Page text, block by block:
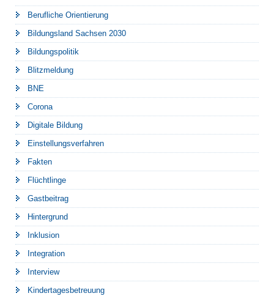
Berufliche Orientierung
Bildungsland Sachsen 2030
Bildungspolitik
Blitzmeldung
BNE
Corona
Digitale Bildung
Einstellungsverfahren
Fakten
Flüchtlinge
Gastbeitrag
Hintergrund
Inklusion
Integration
Interview
Kindertagesbetreuung